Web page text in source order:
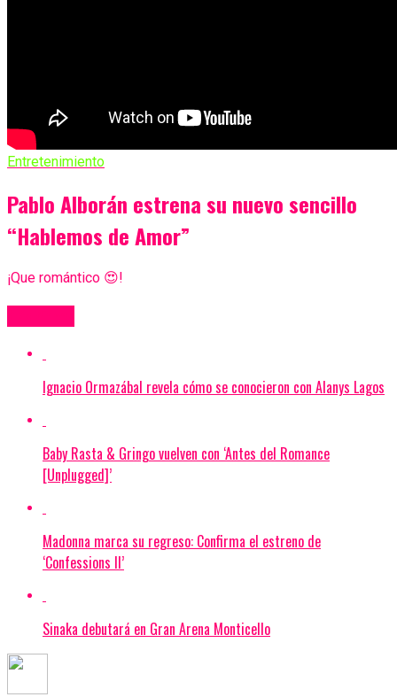
Entretenimiento
Pablo Alborán estrena su nuevo sencillo
“Hablemos de Amor”
¡Que romántico 😍!
Ignacio Ormazábal revela cómo se conocieron con Alanys Lagos
Baby Rasta & Gringo vuelven con ‘Antes del Romance
[Unplugged]’
Madonna marca su regreso: Confirma el estreno de
‘Confessions II’
Sinaka debutará en Gran Arena Monticello